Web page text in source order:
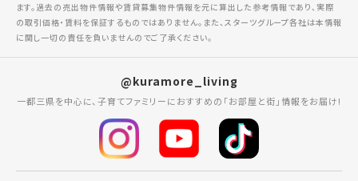
ます。過去の売出物件情報や賃貸募集物件情報を元に算出した参考情報であり、実際
の取引価格・賃料を保証するものではありません。また、スターツグループ各社は本情報
に関し一切の責任を負いませんのでご了承ください。
@kuramore_living
一都三県を中心に、子育てファミリーにおすすめの「お部屋と街」情報をお届け!